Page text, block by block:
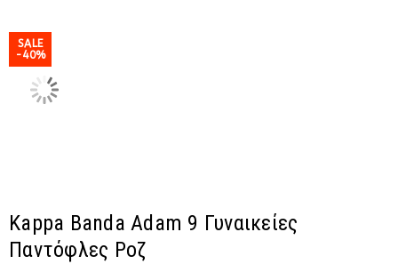
SALE
-40%
Kappa Banda Adam 9 Γυναικείες
Παντόφλες Ροζ